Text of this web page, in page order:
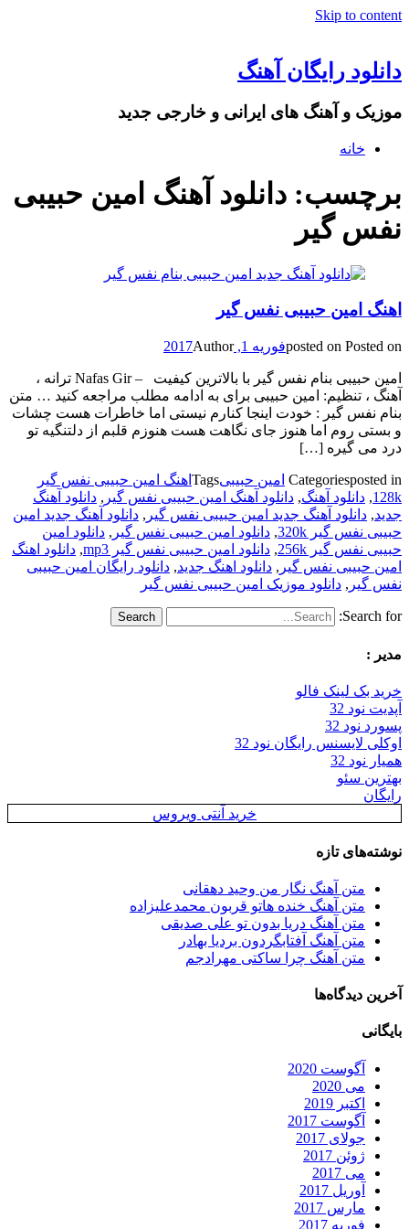
Skip to content
دانلود رایگان آهنگ
موزیک و آهنگ های ایرانی و خارجی جدید
خانه
برچسب: دانلود آهنگ امین حبیبی
نفس گیر
اهنگ امین حبیبی نفس گیر
posted on Posted on فوریه 1, 2017 Author
امین حبیبی بنام نفس گیر با بالاترین کیفیت – Nafas Gir ترانه ،
آهنگ ، تنظیم: امین حبیبی برای به ادامه مطلب مراجعه کنید … متن
بنام نفس گیر : خودت اینجا کنارم نیستی اما خاطرات هست چشات
و بستی روم اما هنوز جای نگاهت هست هنوزم قلبم از دلتنگیه تو
درد می گیره […]
Categoriesposted in امین حبیبیTags اهنگ امین حبیبی نفس گیر
128k
, دانلود آهنگ, دانلود آهنگ امین حبیبی نفس گیر , دانلود آهنگ
جدید, دانلود آهنگ جدید امین حبیبی نفس گیر , دانلود آهنگ جدید امین
حبیبی نفس گیر 320k
, دانلود امین حبیبی نفس گیر , دانلود امین
حبیبی نفس گیر 256k
, دانلود امین حبیبی نفس گیر mp3 , دانلود اهنگ
امین حبیبی نفس گیر , دانلود اهنگ جدید, دانلود رایگان امین حبیبی
نفس گیر , دانلود موزیک امین حبیبی نفس گیر
Search for:
مدیر :
خرید بک لینک فالو
آپدیت نود 32
پسورد نود 32
اوکلی لایسنس رایگان نود 32
همیار نود 32
بهترین سئو
رایگان
خرید آنتی ویروس
نوشته‌های تازه
متن آهنگ نگار من وحید دهقانی
متن آهنگ خنده هاتو قربون محمدعلیزاده
متن آهنگ دریا بدون تو علی صدیقی
متن آهنگ آفتابگردون بردیا بهادر
متن آهنگ چرا ساکتی مهرادجم
آخرین دیدگاه‌ها
بایگانی
آگوست 2020
می 2020
اکتبر 2019
آگوست 2017
جولای 2017
ژوئن 2017
می 2017
آوریل 2017
مارس 2017
فوریه 2017